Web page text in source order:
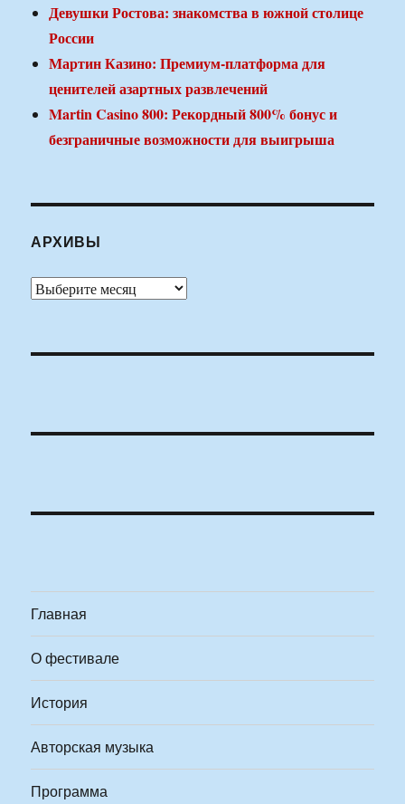
Девушки Ростова: знакомства в южной столице
России
Мартин Казино: Премиум-платформа для
ценителей азартных развлечений
Martin Casino 800: Рекордный 800% бонус и
безграничные возможности для выигрыша
АРХИВЫ
Архивы
Главная
О фестивале
История
Авторская музыка
Программа